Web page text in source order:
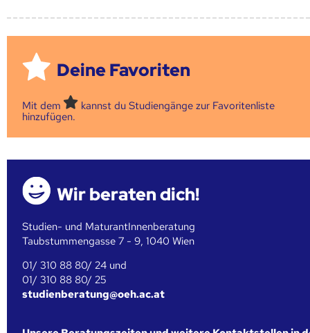
Deine Favoriten
Mit dem
kannst du Studiengänge zur Favoritenliste
hinzufügen.
Wir beraten dich!
Studien- und MaturantInnenberatung
Taubstummengasse 7 - 9, 1040 Wien
01/ 310 88 80/ 24 und
01/ 310 88 80/ 25
studienberatung@oeh.ac.at